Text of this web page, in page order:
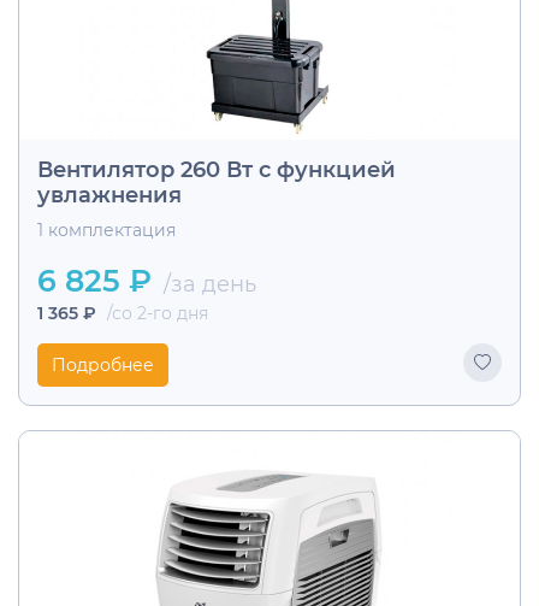
Вентилятор 260 Вт с функцией
увлажнения
1 комплектация
6 825 ₽ /за день
1 365 ₽ /со 2-го дня
Подробнее